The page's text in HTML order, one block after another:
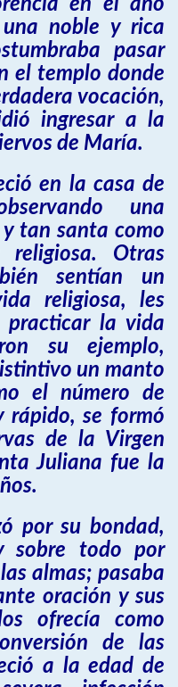
en el año
noble y rica
pasar
el templo donde
vocación,
ingresar a la
de María.
en la casa de
una
tan santa como
Otras
sentían un
religiosa, les
practicar la vida
su ejemplo,
un manto
el número de
rápido, se formó
de la Virgen
Juliana fue la
por su bondad,
sobre todo por
almas; pasaba
oración y sus
ofrecía como
de las
a la edad de